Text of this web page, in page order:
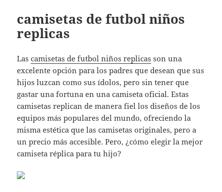
camisetas de futbol niños
replicas
Lascamisetas de futbol niños replicas son una
excelente opción para los padres que desean que sus
hijos luzcan como sus ídolos, pero sin tener que
gastar una fortuna en una camiseta oficial. Estas
camisetas replican de manera fiel los diseños de los
equipos más populares del mundo, ofreciendo la
misma estética que las camisetas originales, pero a
un precio más accesible. Pero, ¿cómo elegir la mejor
camiseta réplica para tu hijo?